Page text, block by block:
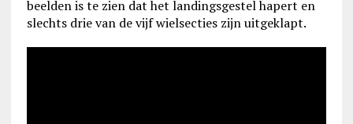
beelden is te zien dat het landingsgestel hapert en
slechts drie van de vijf wielsecties zijn uitgeklapt.